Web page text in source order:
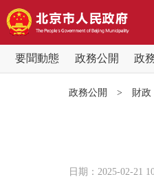
要聞動態 政務公開 政
政務公開 > 財政
日期：2025-02-21